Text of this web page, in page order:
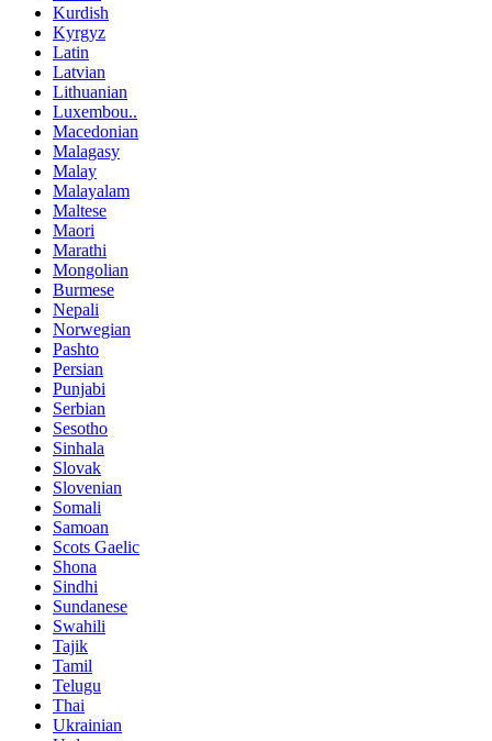
Kurdish
Kyrgyz
Latin
Latvian
Lithuanian
Luxembou..
Macedonian
Malagasy
Malay
Malayalam
Maltese
Maori
Marathi
Mongolian
Burmese
Nepali
Norwegian
Pashto
Persian
Punjabi
Serbian
Sesotho
Sinhala
Slovak
Slovenian
Somali
Samoan
Scots Gaelic
Shona
Sindhi
Sundanese
Swahili
Tajik
Tamil
Telugu
Thai
Ukrainian